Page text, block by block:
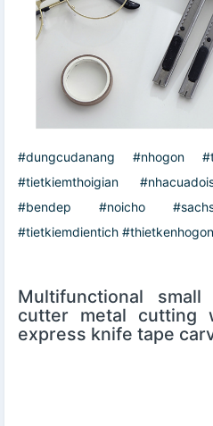
#dungcudanang #nhogon
#tietkiemthoigian
#bendep #noicho
#tietkiemdientich
Multifunctional
cutter metal cutting
express knife tape